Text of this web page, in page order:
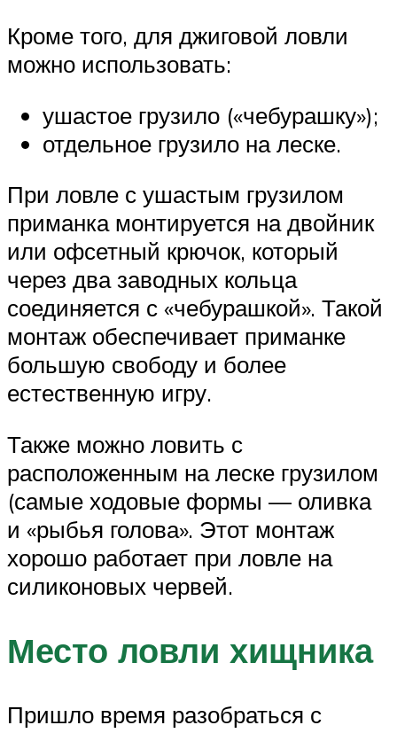
Кроме того, для джиговой ловли
можно использовать:
ушастое грузило («чебурашку»);
отдельное грузило на леске.
При ловле с ушастым грузилом
приманка монтируется на двойник
или офсетный крючок, который
через два заводных кольца
соединяется с «чебурашкой». Такой
монтаж обеспечивает приманке
большую свободу и более
естественную игру.
Также можно ловить с
расположенным на леске грузилом
(самые ходовые формы — оливка
и «рыбья голова». Этот монтаж
хорошо работает при ловле на
силиконовых червей.
Место ловли хищника
Пришло время разобраться с